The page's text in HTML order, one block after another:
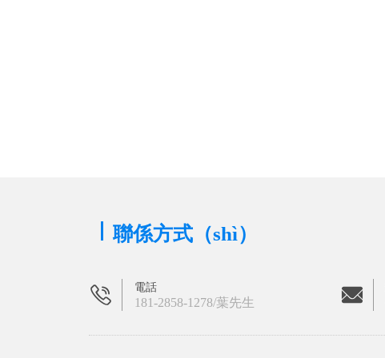
聯係方式（shì）
電話
181-2858-1278/葉先生